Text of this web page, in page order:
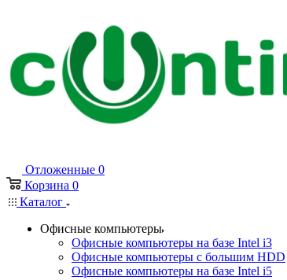
Отложенные 0
Корзина 0
Каталог
Офисные компьютеры
Офисные компьютеры на базе Intel i3
Офисные компьютеры с большим HDD
Офисные компьютеры на базе Intel i5